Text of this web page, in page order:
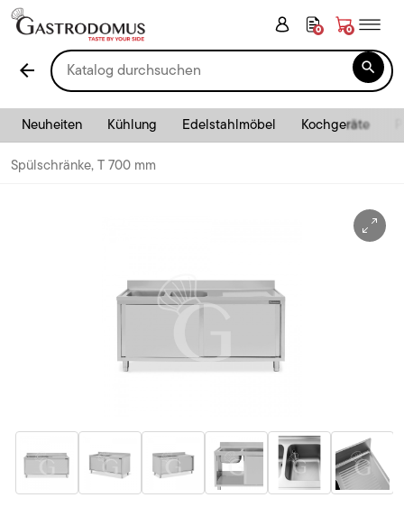
0 0
arrow_back 
Neuheiten Kühlung Edelstahlmöbel Kochgeräte
Spülschränke, T 700 mm